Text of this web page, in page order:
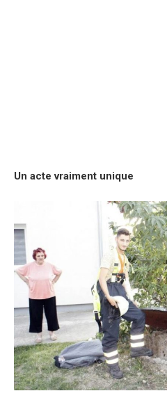
Un acte vraiment unique